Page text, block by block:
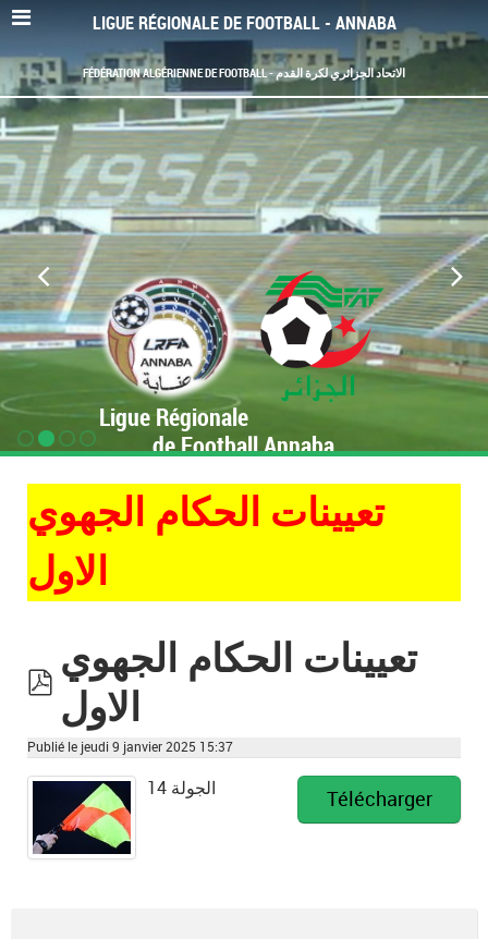
LIGUE RÉGIONALE DE FOOTBALL - ANNABA
FÉDÉRATION ALGÉRIENNE DE FOOTBALL - الاتحاد الجزائري لكرة القدم
Ligue Régionale
de Football Annaba
تعيينات الحكام الجهوي
الاول
pdf
تعيينات الحكام الجهوي
الاول
Publié le jeudi 9 janvier 2025 15:37
Télécharger الجولة 14